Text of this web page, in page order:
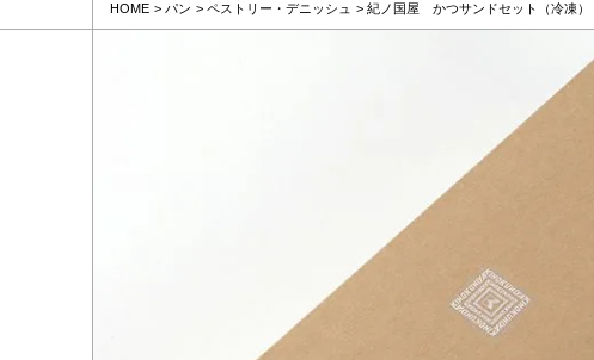
HOME パン ペストリー・デニッシュ 紀ノ国屋 かつサンドセット（冷凍）